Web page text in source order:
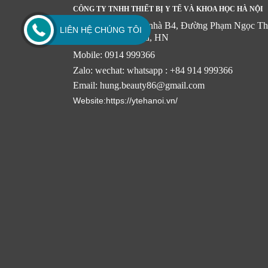
CÔNG TY TNHH THIẾT BỊ Y TẾ VÀ KHOA HỌC HÀ NỘI
VP MIỀN BẮC : Tòa nhà B4, Đường Phạm Ngọc
Kim Liên, Đống Đa, HN
Mobile: 0914 999366
Zalo: wechat: whatsapp : +84 914 999366
Email: hung.beauty86@gmail.com
Website:https://ytehanoi.vn/
LIÊN HỆ CHÚNG TÔI